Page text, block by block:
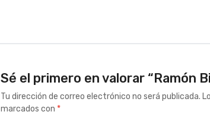
Sé el primero en valorar “Ramón
Tu dirección de correo electrónico no será publicada.
marcados con *